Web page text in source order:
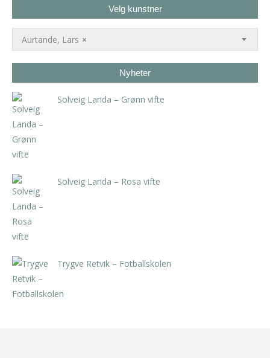
Velg kunstner
×
Aurtande, Lars
Nyheter
Solveig Landa – Grønn vifte
Solveig Landa – Rosa vifte
Trygve Retvik – Fotballskolen